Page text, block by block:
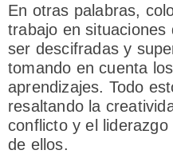
En otras palabras,
trabajo en situaciones
ser descifradas y
tomando en cuenta
aprendizajes. Todo
resaltando la
conflicto y el
de ellos.